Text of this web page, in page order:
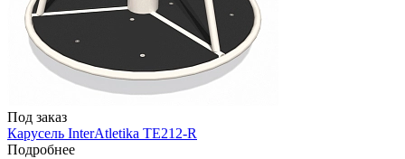
Под заказ
Карусель InterAtletika TE212-R
Подробнее